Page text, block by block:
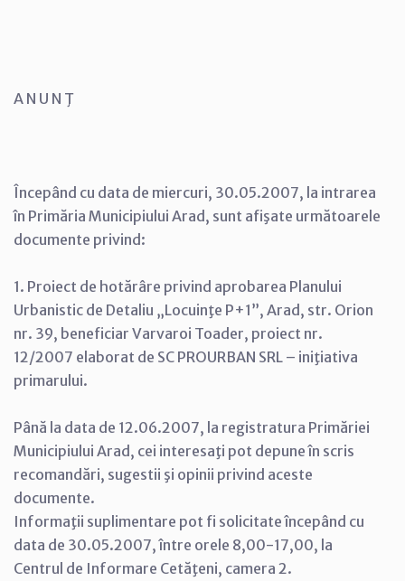
A N U N Ţ
Începând cu data de miercuri, 30.05.2007, la intrarea
în Primăria Municipiului Arad, sunt afişate următoarele
documente privind:
1. Proiect de hotărâre privind aprobarea Planului
Urbanistic de Detaliu „Locuinţe P+1”, Arad, str. Orion
nr. 39, beneficiar Varvaroi Toader, proiect nr.
12/2007 elaborat de SC PROURBAN SRL – iniţiativa
primarului.
Până la data de 12.06.2007, la registratura Primăriei
Municipiului Arad, cei interesaţi pot depune în scris
recomandări, sugestii şi opinii privind aceste
documente.
Informaţii suplimentare pot fi solicitate începând cu
data de 30.05.2007, între orele 8,00-17,00, la
Centrul de Informare Cetăţeni, camera 2.